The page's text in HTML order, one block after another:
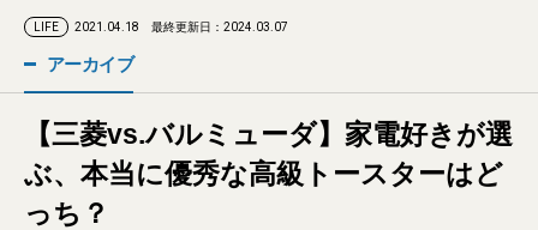
LIFE 2021.04.18 最終更新日：2024.03.07
アーカイブ
【三菱vs.バルミューダ】家電好きが選
ぶ、本当に優秀な高級トースターはど
っち？